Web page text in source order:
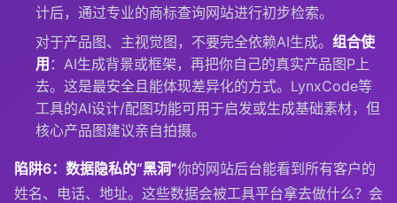
计后，通过专业的商标查询网站进行初步检索。
对于产品图、主视觉图，不要完全依赖AI生成。 组合使
用 ：AI生成背景或框架，再把你自己的真实产品图P上
去。这是最安全且能体现差异化的方式。LynxCode等
工具的AI设计/配图功能可用于启发或生成基础素材，但
核心产品图建议亲自拍摄。
陷阱6：数据隐私的“黑洞”你的网站后台能看到所有客户的
姓名、电话、地址。这些数据会被工具平台拿去做什么？会